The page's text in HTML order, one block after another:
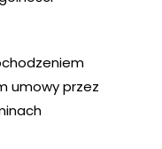
umowy przez